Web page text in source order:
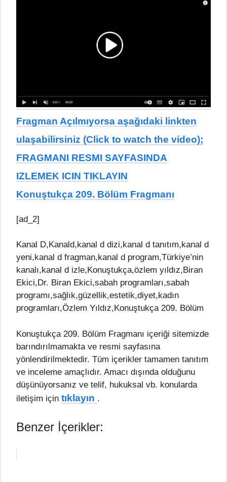
Fragman Açılmıyorsa aşağıdaki linkten
ulaşabilirsiniz (Click to watch the video);
FRAGMANI RESMI SAYFASINDA
IZLEMEK ICIN TIKLAYIN
Konuştukça 209. Bölüm Fragmanı
[ad_2]
Kanal D,Kanald,kanal d dizi,kanal d tanıtım,kanal d
yeni,kanal d fragman,kanal d program,Türkiye’nin
kanalı,kanal d izle,Konuştukça,özlem yıldız,Biran
Ekici,Dr. Biran Ekici,sabah programları,sabah
programı,sağlık,güzellik,estetik,diyet,kadın
programları,Özlem Yıldız,Konuştukça 209. Bölüm
Konuştukça 209. Bölüm Fragmanı içeriği sitemizde
barındırılmamakta ve resmi sayfasına
yönlendirilmektedir. Tüm içerikler tamamen tanıtım
ve inceleme amaçlıdır. Amacı dışında olduğunu
düşünüyorsanız ve telif, hukuksal vb. konularda
iletişim için tıklayın .
Benzer İçerikler: